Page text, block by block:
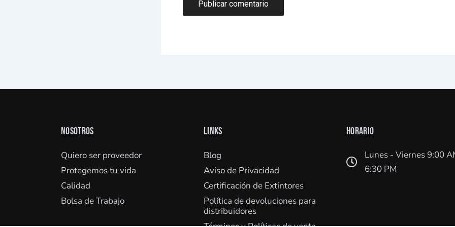
NOSOTROS
Quiero ser proveedor
Protegemos tu vida
Calidad
Bolsa de Trabajo
LINKS
Blog
Aviso de Privacidad
Certificación de Extintores
Política de devoluciones para
distribuidores
HORARIO
Lunes - Viernes 9:00
6:30 PM